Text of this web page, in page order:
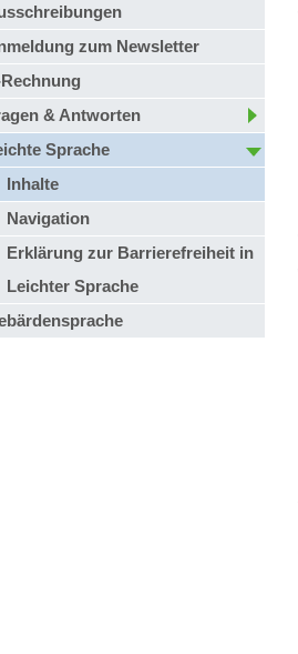
zum Newsletter
& Antworten
Sprache
Inhalte
Navigation
Erklärung zur Barrierefreiheit in
Leichter Sprache